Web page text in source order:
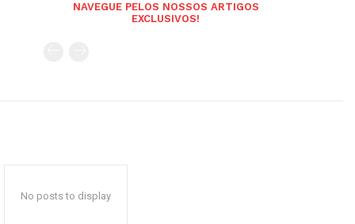
NAVEGUE PELOS NOSSOS ARTIGOS
EXCLUSIVOS!
No posts to display